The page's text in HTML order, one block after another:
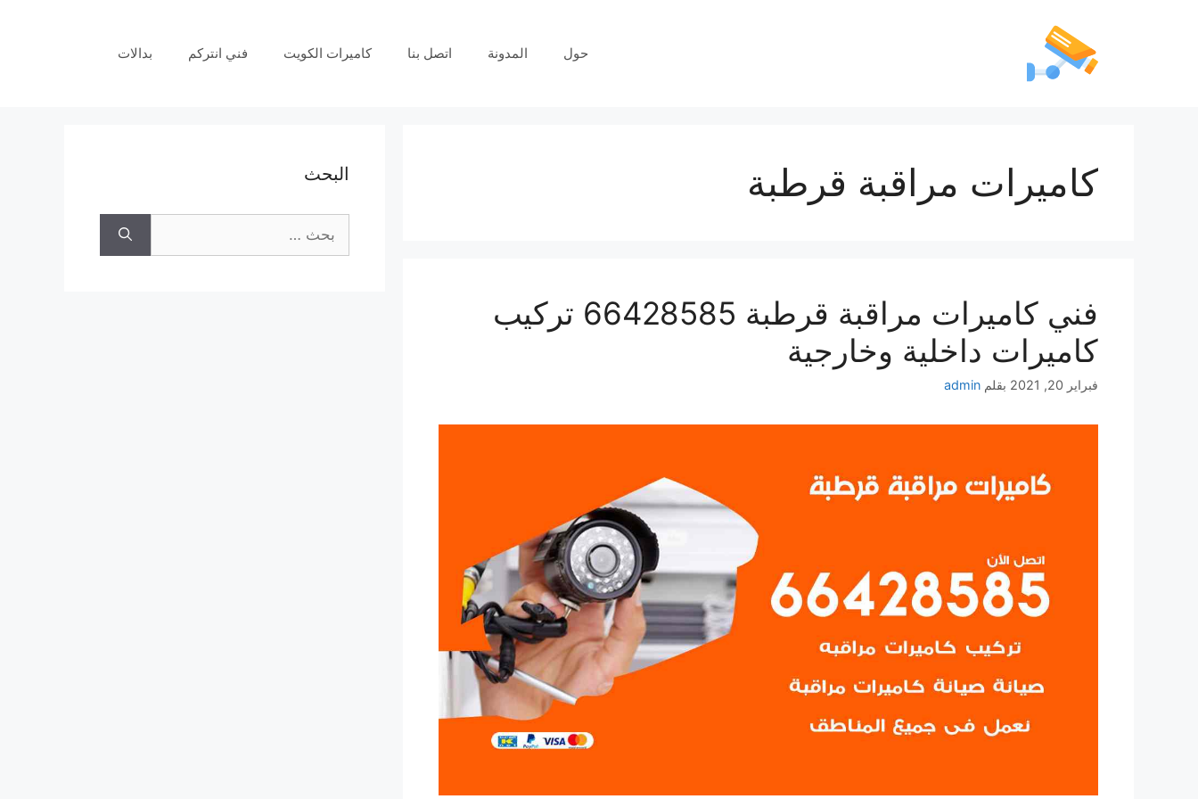
حول المدونة اتصل بنا كاميرات الكويت فني انتركم بدالات
كاميرات مراقبة قرطبة
فني كاميرات مراقبة قرطبة 66428585 تركيب
كاميرات داخلية وخارجية
فبراير 20, 2021 بقلم admin
البحث